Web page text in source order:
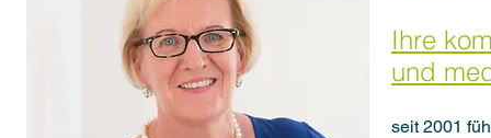
Ihre
und
seit 2001